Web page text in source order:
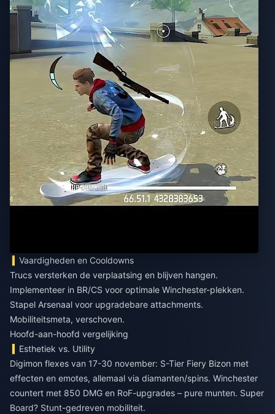
Vaardigheden en Cooldowns
Trucs versterken de verplaatsing en blijven hangen.
Implementeer in BR/CS voor optimale Winchester-plekken.
Stapel Arsenaal voor upgradebare attachments.
Mobiliteitsmeta, verschoven.
Hoofd-aan-hoofd vergelijking
Esthetiek vs. Utility
Digimon flexes van 17-30 november: S-Tier Fiery Bizon met
effecten en emotes, allemaal via diamanten/spins. Winchester
countert met 850 DMG en RoF-upgrades – pure munten. Super
Board? Stunt-gedreven mobiliteit.